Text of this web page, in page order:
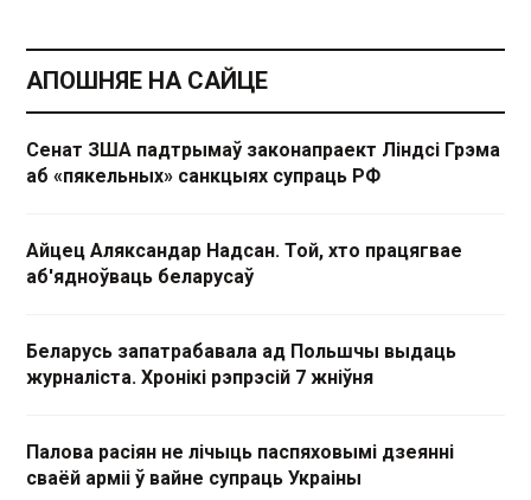
АПОШНЯЕ НА САЙЦЕ
Сенат ЗША падтрымаў законапраект Ліндсі Грэма
аб «пякельных» санкцыях супраць РФ
Айцец Аляксандар Надсан. Той, хто працягвае
аб'ядноўваць беларусаў
Беларусь запатрабавала ад Польшчы выдаць
журналіста. Хронікі рэпрэсій 7 жніўня
Палова расіян не лічыць паспяховымі дзеянні
сваёй арміі ў вайне супраць Украіны